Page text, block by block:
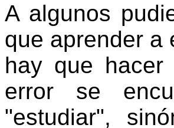
A algunos
que aprender a
hay que hacer
error se
"estudiar",